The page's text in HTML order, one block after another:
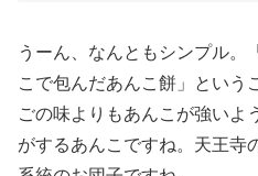
うーん、なんともシンプル。
こで包んだあんこ餅」という
ごの味よりもあんこが強いよ
がするあんこですね。天王寺